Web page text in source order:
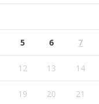
5 6 7
12 13 14
19 20 21